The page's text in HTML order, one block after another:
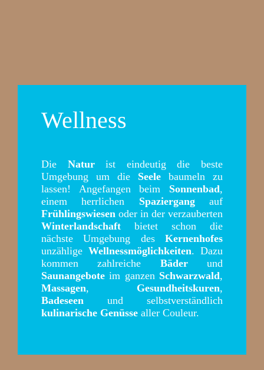
Wellness
Die Naturist eindeutig die beste
Umgebung um die Seele baumeln zu
lassen! Angefangen beim Sonnenbad,
einem herrlichen Spaziergangauf
Frühlingswiesen oder in der verzauberten
Winterlandschaftbietet schon die
nächste Umgebung desKernenhofes
unzählige Wellnessmöglichkeiten. Dazu
kommen zahlreiche Bäderund
Saunangeboteim ganzen Schwarzwald,
Massagen, Gesundheitskuren,
Badeseen und selbstverständlich
kulinarische Genüssealler Couleur.